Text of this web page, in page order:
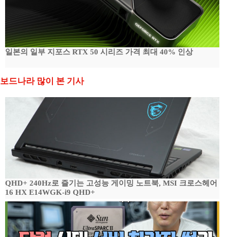
일본의 일부 지포스 RTX 50 시리즈 가격 최대 40% 인상
보드나라 많이 본 기사
QHD+ 240Hz로 즐기는 고성능 게이밍 노트북, MSI 크로스헤어
16 HX E14WGK-i9 QHD+